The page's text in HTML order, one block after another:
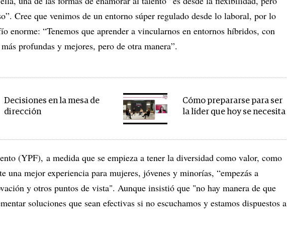
Cree que venimos de un entorno súper regulado desde lo laboral, por lo
enorme: “Tenemos que aprender a vincularnos en entornos híbridos, con
profundas y mejores, pero de otra manera”.
Decisiones en la mesa de
dirección
Cómo prepararse para ser
la líder que hoy se necesita
(YPF), a medida que se empieza a tener la diversidad como valor, como
una mejor experiencia para mujeres, jóvenes y minorías, “empezás a
y otros puntos de vista". Aunque insistió que "no hay manera de que
soluciones que sean efectivas si no escuchamos y estamos dispuestos a